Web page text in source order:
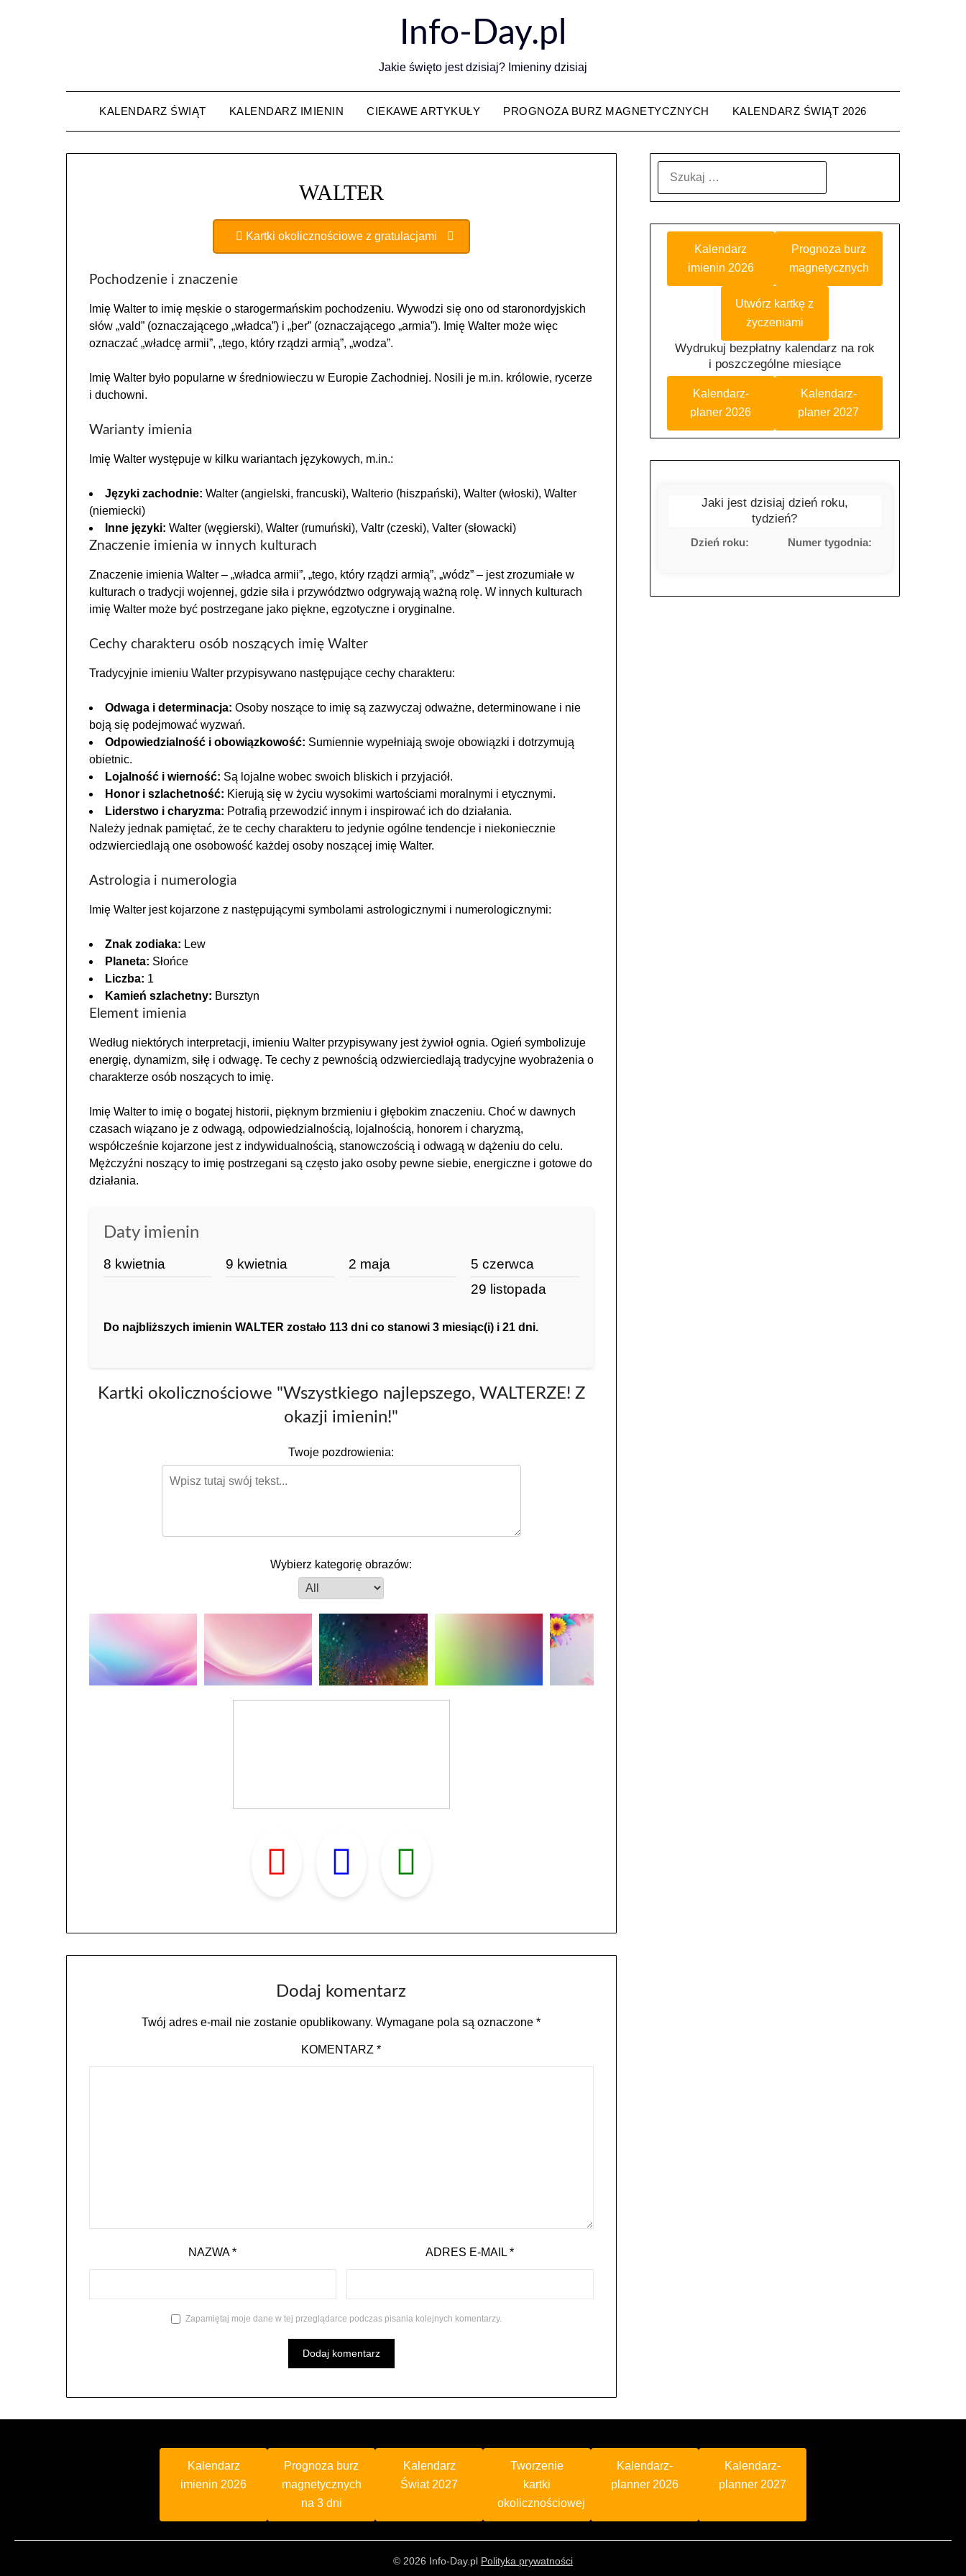
Info-Day.pl
Jakie święto jest dzisiaj? Imieniny dzisiaj
KALENDARZ ŚWIĄT KALENDARZ IMIENIN CIEKAWE ARTYKUŁY PROGNOZA BURZ MAGNETYCZNYCH KALENDARZ ŚWIĄT 2026
WALTER
Kartki okolicznościowe z gratulacjami
Pochodzenie i znaczenie
Imię Walter to imię męskie o starogermańskim pochodzeniu. Wywodzi się ono od staronordyjskich
słów „vald” (oznaczającego „władca”) i „þer” (oznaczającego „armia”). Imię Walter może więc
oznaczać „władcę armii”, „tego, który rządzi armią”, „wodza”.
Imię Walter było popularne w średniowieczu w Europie Zachodniej. Nosili je m.in. królowie, rycerze
i duchowni.
Warianty imienia
Imię Walter występuje w kilku wariantach językowych, m.in.:
Języki zachodnie: Walter (angielski, francuski), Walterio (hiszpański), Walter (włoski), Walter
(niemiecki)
Inne języki: Walter (węgierski), Walter (rumuński), Valtr (czeski), Valter (słowacki)
Znaczenie imienia w innych kulturach
Znaczenie imienia Walter – „władca armii”, „tego, który rządzi armią”, „wódz” – jest zrozumiałe w
kulturach o tradycji wojennej, gdzie siła i przywództwo odgrywają ważną rolę. W innych kulturach
imię Walter może być postrzegane jako piękne, egzotyczne i oryginalne.
Cechy charakteru osób noszących imię Walter
Tradycyjnie imieniu Walter przypisywano następujące cechy charakteru:
Odwaga i determinacja: Osoby noszące to imię są zazwyczaj odważne, determinowane i nie
boją się podejmować wyzwań.
Odpowiedzialność i obowiązkowość: Sumiennie wypełniają swoje obowiązki i dotrzymują
obietnic.
Lojalność i wierność: Są lojalne wobec swoich bliskich i przyjaciół.
Honor i szlachetność: Kierują się w życiu wysokimi wartościami moralnymi i etycznymi.
Liderstwo i charyzma: Potrafią przewodzić innym i inspirować ich do działania.
Należy jednak pamiętać, że te cechy charakteru to jedynie ogólne tendencje i niekoniecznie
odzwierciedlają one osobowość każdej osoby noszącej imię Walter.
Astrologia i numerologia
Imię Walter jest kojarzone z następującymi symbolami astrologicznymi i numerologicznymi:
Znak zodiaka: Lew
Planeta: Słońce
Liczba: 1
Kamień szlachetny: Bursztyn
Element imienia
Według niektórych interpretacji, imieniu Walter przypisywany jest żywioł ognia. Ogień symbolizuje
energię, dynamizm, siłę i odwagę. Te cechy z pewnością odzwierciedlają tradycyjne wyobrażenia o
charakterze osób noszących to imię.
Imię Walter to imię o bogatej historii, pięknym brzmieniu i głębokim znaczeniu. Choć w dawnych
czasach wiązano je z odwagą, odpowiedzialnością, lojalnością, honorem i charyzmą,
współcześnie kojarzone jest z indywidualnością, stanowczością i odwagą w dążeniu do celu.
Mężczyźni noszący to imię postrzegani są często jako osoby pewne siebie, energiczne i gotowe do
działania.
Daty imienin
8 kwietnia 9 kwietnia 2 maja
5 czerwca
29 listopada
Do najbliższych imienin WALTER zostało 113 dni co stanowi 3 miesiąc(i) i 21 dni.
Kartki okolicznościowe "Wszystkiego najlepszego, WALTERZE! Z
okazji imienin!"
Twoje pozdrowienia:
Wybierz kategorię obrazów:
Dodaj komentarz
Twój adres e-mail nie zostanie opublikowany. Wymagane pola są oznaczone*
KOMENTARZ*
NAZWA* ADRES E-MAIL*
Zapamiętaj moje dane w tej przeglądarce podczas pisania kolejnych komentarzy.
Kalendarz
imienin 2026
Prognoza burz
magnetycznych
Utwórz kartkę z
życzeniami
Wydrukuj bezpłatny kalendarz na rok
i poszczególne miesiące
Kalendarz-
planer 2026
Kalendarz-
planer 2027
Jaki jest dzisiaj dzień roku,
tydzień?
Dzień roku: Numer tygodnia:
Kalendarz
imienin 2026
Prognoza burz
magnetycznych
na 3 dni
Kalendarz
Świat 2027
Tworzenie
kartki
okolicznościowej
Kalendarz-
planner 2026
Kalendarz-
planner 2027
© 2026 Info-Day.pl Polityka prywatności